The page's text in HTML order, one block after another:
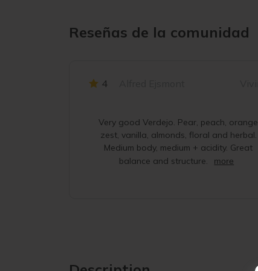
Reseñas de la comunidad
4
Very good Verdejo. Pear, peach, orange
zest, vanilla, almonds, floral and herbal.
Medium body, medium + acidity. Great
balance and structure.
more